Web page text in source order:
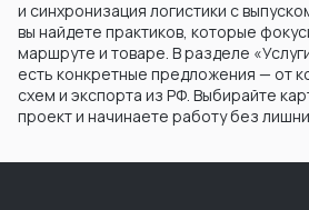
и синхронизация логистики с
вы найдете практиков, которые
маршруте и товаре. В разделе
есть конкретные предложения — от
схем и экспорта из РФ. Выбирайте
проект и начинаете работу без